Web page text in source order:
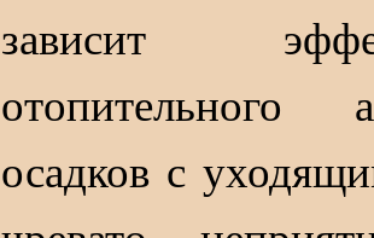
зависит
отопительного
осадков с